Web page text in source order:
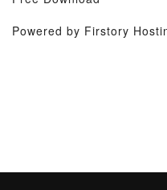
Powered by Firstory